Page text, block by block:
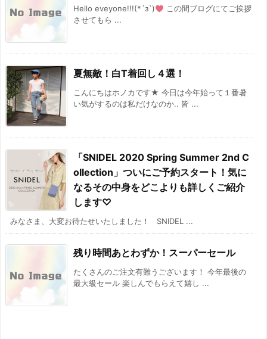
Hello eveyone!!!(*´з`)
この間ブログにてご挨拶
させてもら ...
夏無敵！白T着回し４選！
こんにちはホノカです★ 今日は今年始って１番暑
い気がするのは私だけなのか.. 皆 ...
「SNIDEL 2020 Spring Summer 2nd C
ollection」ついにご予約スタート！気に
なるその中身をどこよりも詳しくご紹介
します♡
みなさま、大変お待たせいたしました！ SNIDEL ...
残り時間あとわずか！スーパーセール
たくさんのご注文有難うございます！ 今年最後の
最大級セール 楽しんでもらえて嬉し ...